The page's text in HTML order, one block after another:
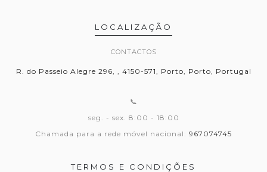
LOCALIZAÇÃO
CONTACTOS
R. do Passeio Alegre 296, , 4150-571, Porto, Porto, Portugal
📞
seg. - sex. 8:00 - 18:00
Chamada para a rede móvel nacional: 967074745
TERMOS E CONDIÇÕES